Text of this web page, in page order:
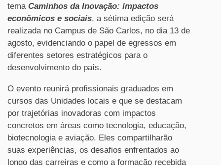
tema Caminhos da Inovação: impactos
econômicos e sociais, a sétima edição será
realizada no Campus de São Carlos, no dia 13 de
agosto, evidenciando o papel de egressos em
diferentes setores estratégicos para o
desenvolvimento do país.
O evento reunirá profissionais graduados em
cursos das Unidades locais e que se destacam
por trajetórias inovadoras com impactos
concretos em áreas como tecnologia, educação,
biotecnologia e aviação. Eles compartilharão
suas experiências, os desafios enfrentados ao
longo das carreiras e como a formação recebida